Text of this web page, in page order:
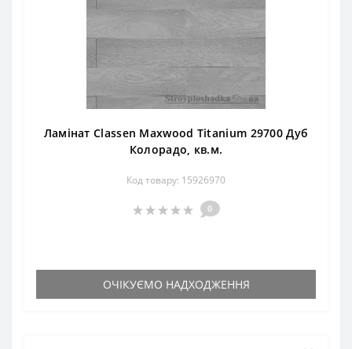
Ламінат Classen Maxwood Titanium 29700 Дуб
Колорадо, кв.м.
Код товару: 15926970
0
ОЧІКУЄМО НАДХОДЖЕННЯ